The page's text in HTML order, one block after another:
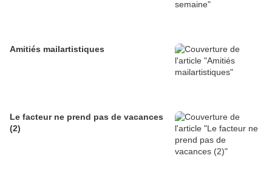
Amitiés mailartistiques
Le facteur ne prend pas de vacances
(2)